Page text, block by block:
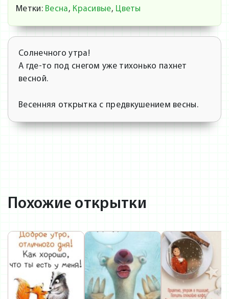
Метки: Весна, Красивые, Цветы
Солнечного утра!
А где-то под снегом уже тихонько пахнет
весной.
Весенняя открытка с предвкушением весны.
Похожие открытки